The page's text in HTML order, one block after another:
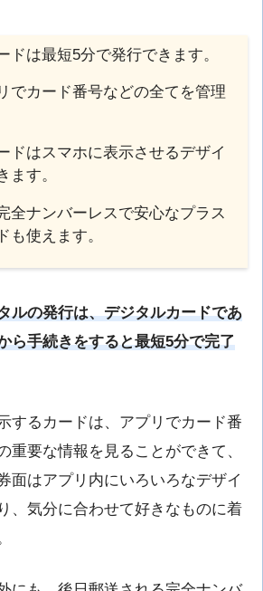
ドは最短5分で発行できます。
でカード番号などの全てを管理
ドはスマホに表示させるデザイ
ます。
全ナンバーレスで安心なプラス
も使えます。
ルの発行は、デジタルカードであ
ら手続きをすると最短5分で完了
するカードは、アプリでカード番
重要な情報を見ることができて、
面はアプリ内にいろいろなデザイ
、気分に合わせて好きなものに着